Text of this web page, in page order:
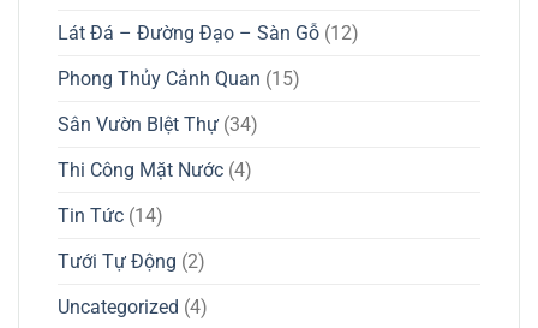
Lát Đá – Đường Đạo – Sàn Gỗ (12)
Phong Thủy Cảnh Quan (15)
Sân Vườn BIệt Thự (34)
Thi Công Mặt Nước (4)
Tin Tức (14)
Tưới Tự Động (2)
Uncategorized (4)